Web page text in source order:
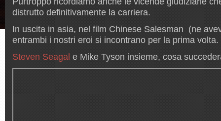
distrutto definitivamente la carriera.
In uscita in asia, nel film Chinese Salesman (ne
entrambi i nostri eroi si incontrano per la prima volta.
Steven Seagal e Mike Tyson insieme, cosa